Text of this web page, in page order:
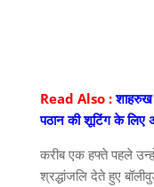
Read Also :शाहरुख
पठान की शूटिंग के लिए
करीब एक हफ्ते पहले
श्रद्धांजलि देते हुए